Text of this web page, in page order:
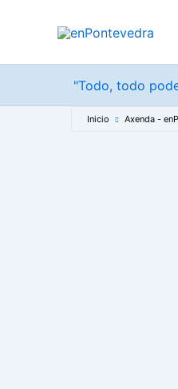
"Todo, todo
Inicio Axenda -